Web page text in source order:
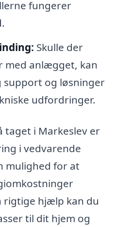
fungerer
Skulle der
med anlægget, kan
og løsninger
udfordringer.
taget i Markeslev er
i vedvarende
mulighed for at
rigtige hjælp kan du
til dit hjem og